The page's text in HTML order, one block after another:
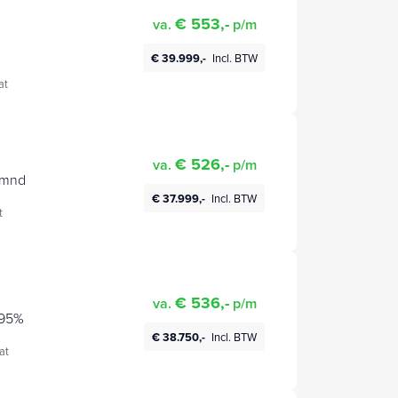
va. € 553,- p/m
€ 39.999,- Incl. BTW
va. € 526,- p/m
€ 37.999,- Incl. BTW
va. € 536,- p/m
€ 38.750,- Incl. BTW